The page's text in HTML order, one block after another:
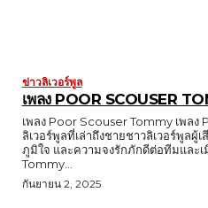
ข่าวลิเวอร์พูล
เพลง POOR SCOUSER
เพลง Poor Scouser Tommy เพลง
ลิเวอร์พูลที่เล่าถึงชายชาวลิเวอร์พูล
ภูมิใจ และความจงรักภักดีต่อทีมและ
Tommy...
กันยายน 2, 2025